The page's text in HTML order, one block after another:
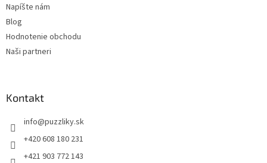
Napíšte nám
Blog
Hodnotenie obchodu
Naši partneri
Kontakt
info@puzzliky.sk
+420 608 180 231
+421 903 772 143